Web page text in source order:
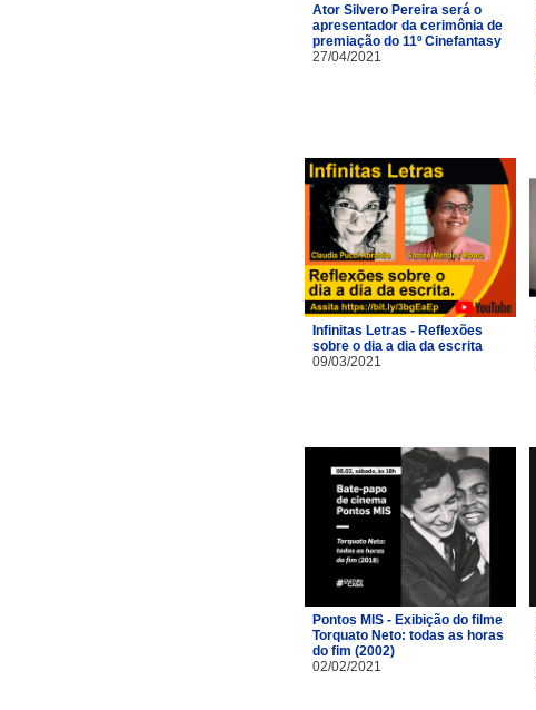
Ator Silvero Pereira será o
apresentador da cerimônia de
premiação do 11º Cinefantasy
27/04/2021
Infinitas Letras - Reflexões
sobre o dia a dia da escrita
09/03/2021
Pontos MIS - Exibição do filme
Torquato Neto: todas as horas
do fim (2002)
02/02/2021